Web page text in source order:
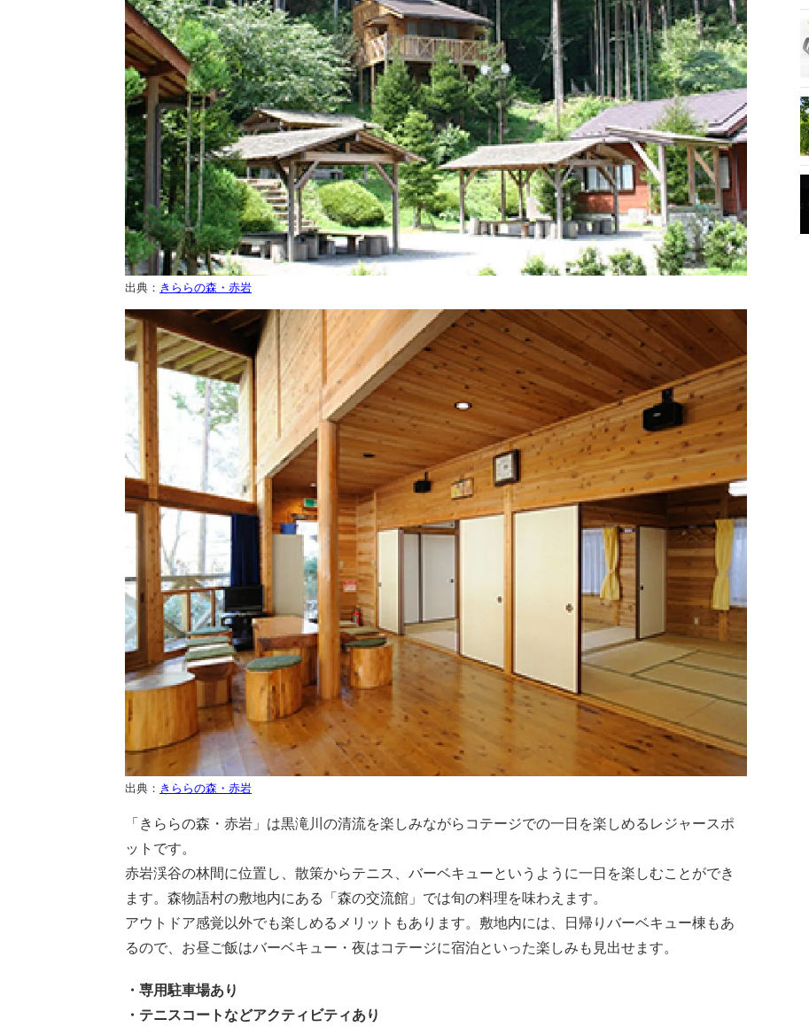
出典： きららの森・赤岩
出典： きららの森・赤岩
「きららの森・赤岩」は黒滝川の清流を楽しみながらコテージでの一日を楽しめるレジャースポ
ットです。
赤岩渓谷の林間に位置し、散策からテニス、バーベキューというように一日を楽しむことができ
ます。森物語村の敷地内にある「森の交流館」では旬の料理を味わえます。
アウトドア感覚以外でも楽しめるメリットもあります。敷地内には、日帰りバーベキュー棟もあ
るので、お昼ご飯はバーベキュー・夜はコテージに宿泊といった楽しみも見出せます。
・専用駐車場あり
・テニスコートなどアクティビティあり